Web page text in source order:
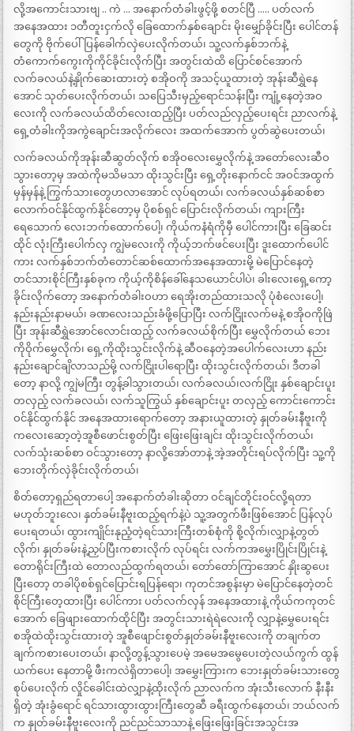
လို့အကောင်းသားဗျ .. ကဲ … အနောက်တံခါးဖွင့်ဖို့ စတင်ပြီ ….. ပတ်လက်
အနေအထား ၁တီတူးငှက်လို ခြေထောက်နှစ်ချောင်း မိုးမျှော်ခိုင်းပြီး ပေါင်တန်
တွေကို ဗိုက်ပေါ်ပြန်ခေါက်လှဲပေးလိုက်တယ်၊ သူ့လက်နှစ်ဘက်နဲ့
တံကောက်ကွေးကိုကိုင်ခိုင်းလိုက်ပြီး အတွင်းထဲထိ ပြောင်စင်အောက်
လက်ခလယ်နဲ့နှိုက်ဆေးထားတဲ့ စအိုဝကို အသင့်ယူထားတဲ့ အုန်းဆီရွှဲနေ
အောင် သုတ်ပေးလိုက်တယ်၊ သပြေသီးမှည့်ရောင်သန်းပြီး ကျုံ့နေတဲ့အဝ
လေးကို လက်ခလယ်ထိတ်လေးထည့်ပြီး ပတ်လည်လှည့်ပေးရင်း ညာလက်နဲ့
ရှေ့တံခါးကိုအကွဲချောင်းအလိုက်လေး အထက်အောက် ပွတ်ဆွဲပေးတယ်၊
လက်ခလယ်ကိုအုန်းဆီဆွတ်လိုက် စအိုဝလေးမွှေလိုက်နဲ့ အတော်လေးဆီဝ
သွားတော့မှ အထဲကိုမသိမသာ ထိုးသွင်းပြီး ရှေ့တိုးနောက်ငင် အဝင်အထွက်
မှန်မှန်နဲ့ ကြွက်သားတွေဟလာအောင် လုပ်ရတယ်၊ လက်ခလယ်နှစ်ဆစ်စာ
လောက်ဝင်နိုင်ထွက်နိုင်တော့မှ ပိုစစ်ရှင် ပြောင်းလိုက်တယ်၊ ကျားကြီး
ရေသောက် လေးဘက်ထောက်ပေါ့၊ ကိုယ်ကနံရံကိုမှီ ပေါင်ကားပြီး ခြေဆင်း
ထိုင် လုံးကြီးပေါက်လှ ကျွဲမလေးကို ကိုယ့်ဘက်ဖင်ပေးပြီး ဒူးထောက်ပေါင်
ကား လက်နှစ်ဘက်တံတောင်ဆစ်ထောက်အနေအထားမို့ မဲပြောင်နေတဲ့
တင်သားစိုင်ကြီးနှစ်ခုက ကိုယ့်ကိုစိန်ခေါ်နေသယောင်ပါပဲ၊ ခါးလေးရှေ့ကော့
ခိုင်းလိုက်တော့ အနောက်တံခါးဝဟာ ရေအိုးတည်ထားသလို ပုံစံလေးပေါ့၊
နည်းနည်းနာမယ်၊ ခဏလေးသည်းခံဖို့ပြောပြီး လက်ငြိုးလက်မနဲ့ စအိုဝကိုဖြဲ
ပြီး အုန်းဆီရွှဲအောင်လောင်းထည့် လက်ခလယ်စိုက်ပြီး မွှေလိုက်တယ် ဘေး
ကိုဝိုက်မွှေလိုက်၊ ရှေ့ကိုထိုးသွင်းလိုက်နဲ့ ဆီဝနေတဲ့အပေါက်လေးဟာ နည်း
နည်းချောင်ချိလာသည်မို့ လက်ငြိုးပါရောပြီး ထိုးသွင်းလိုက်တယ်၊ ဒီတခါ
တော့ နာလို့ ကျွဲမကြီး တွန့်ခါသွားတယ်၊ လက်ခလယ်၊လက်ငြိုး နှစ်ချောင်းပူး
တလှည့် လက်ခလယ်၊ လက်သူကြွယ် နှစ်ချောင်းပူး တလှည့် ကောင်းကောင်း
ဝင်နိုင်ထွက်နိုင် အနေအထားရောက်တော့ အနားယူထားတဲ့ နှုတ်ခမ်းနီဗူးကို
ကလေးဆော့တဲ့အူစီဖောင်းစွတ်ပြီး ဖြေးဖြေးချင်း ထိုးသွင်းလိုက်တယ်၊
လက်သုံးဆစ်စာ ဝင်သွားတော့ နာလို့အော်တာနဲ့ အဲ့အတိုင်းရပ်လိုက်ပြီး သူ့ကို
ဘေးတိုက်လှဲခိုင်းလိုက်တယ်၊
စိတ်တော့ရှည်ရတာပေါ့ အနောက်တံခါးဆိုတာ ဝင်ချင်တိုင်းဝင်လို့ရတာ
မဟုတ်ဘူးလေ၊ နှတ်ခမ်းနီဗူးထည့်ရက်နဲ့ပဲ သူ့အတွက်ဖီးဖြစ်အောင် ပြန်လုပ်
ပေးရတယ်၊ ထွားကျိုင်းနုညံ့တဲ့ရင်သားကြီးတစ်စုံကို စို့လိုက်၊လျှာနဲ့တွတ်
လိုက်၊ နှုတ်ခမ်းနဲ့ညှပ်ပြီးကစားလိုက် လုပ်ရင်း လက်ကအမွှေးပြိုင်းပြိုင်းနဲ့
တောရိုင်းကြီးထဲ တောလည်ထွက်ရတယ်၊ တော်တော်ကြာအောင် နှိုးဆွပေး
ပြီးတော့ တခါပိုစစ်ရှင်ပြောင်းရပြန်ရော၊ ကုတင်အစွန်းမှာ မဲပြောင်နေတဲ့တင်
စိုင်ကြီးတေ့ထားပြီး ပေါင်ကား ပတ်လက်လှန် အနေအထားနဲ့ ကိုယ်ကကုတင်
အောက် ခြေဖျားထောက်ထိုင်ပြီး အတွင်းသားရဲရဲလေးကို လျှာနဲ့မွှေပေးရင်း
စအိုထဲထိုးသွင်းထားတဲ့ အူစီဖျောင်းစွတ်နှုတ်ခမ်းနီဗူးလေးကို တချက်တ
ချက်ကစားပေးတယ်၊ နာလို့တွန့်သွားပေမဲ့ အမေအမွေပေးတဲ့လယ်ကွက် ထွန်
ယက်ပေး နေတာမို့ ဖီးကလဲရှိတာပေါ့၊ အမွှေးကြားက ဘေးနှုတ်ခမ်းသားတွေ
စုပ်ပေးလိုက် လှိုင်ခေါင်းထဲလျှာနဲ့ထိုးလိုက် ညာလက်က အုံးသီးလောက် နီးနီး
ရှိတဲ့ အုံးခွံရောင် ရင်သားထွားထွားကြီးတွေဆီ ခရီးထွက်နေတယ်၊ ဘယ်လက်
က နှုတ်ခမ်းနီဗူးလေးကို ညင်ညင်သာသာနဲ့ ဖြေးဖြေးခြင်းအသွင်းအ